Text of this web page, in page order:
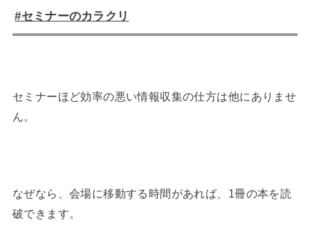
#セミナーのカラクリ
セミナーほど効率の悪い情報収集の仕方は他にありませ
ん。
なぜなら、会場に移動する時間があれば、1冊の本を読
破できます。